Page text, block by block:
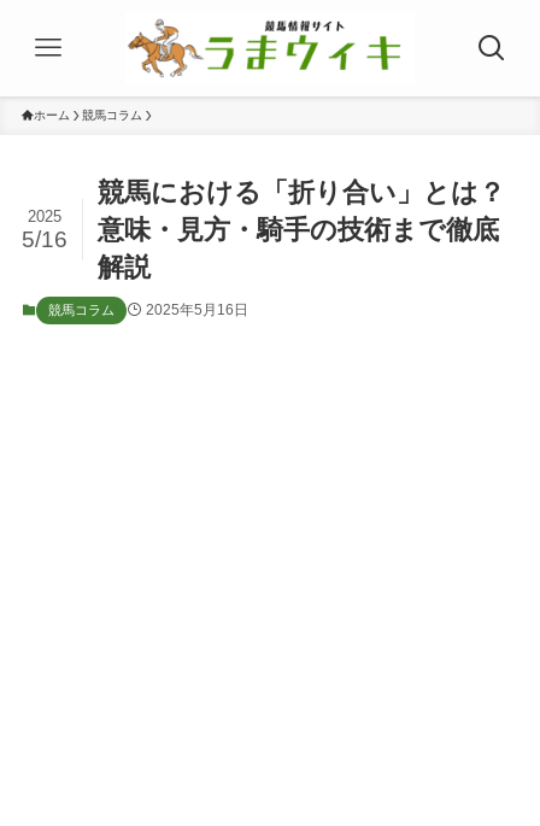
ホーム 競馬コラム
競馬における「折り合い」とは？
意味・見方・騎手の技術まで徹底
解説
2025
5/16
競馬コラム 2025年5月16日